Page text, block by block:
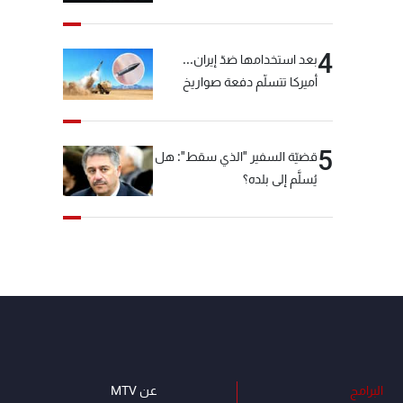
4بعد استخدامها ضدّ إيران...
أميركا تتسلّم دفعة صواريخ
5قضيّة السفير "الذي سقط": هل
يُسلَّم إلى بلده؟
البرامج عن MTV